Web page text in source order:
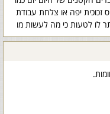
יפה או צלחת עבודת
לו לטעות כי מה לעשות מו